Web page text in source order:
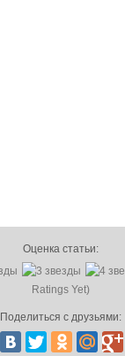
Оценка статьи:
Ratings Yet)
Поделиться с друзьями: